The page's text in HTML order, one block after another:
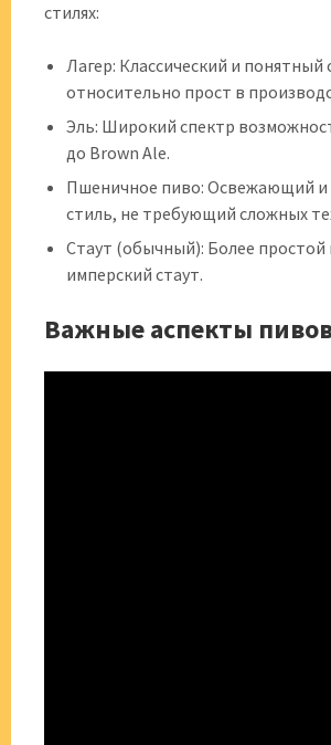
стилях:
Лагер: Классический и понятный
относительно прост в
Эль: Широкий спектр
до Brown Ale.
Пшеничное пиво: Освежающий и
стиль, не требующий сложных
Стаут (обычный): Более простой
имперский стаут.
Важные аспекты